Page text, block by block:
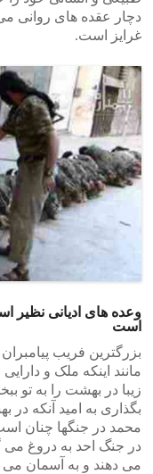
دچار عقده های روانی
غرایز است.
وعده های ادیانی نظیر
است
بزرگترین فریب
مانند اینکه ملک و
زیبا در بهشت را به تو
بگذاری به امید آنکه
محمد در جنگها چنان
در جنگ احد به دروغ می
می دهند و به آسمان می